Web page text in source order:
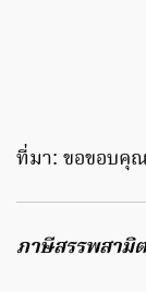
ที่มา: ขอขอบคุ
ภาษีสรรพสามิ